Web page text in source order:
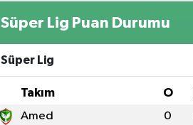
Süper Lig Puan Durumu
Süper Lig
Takım O
Amed 0